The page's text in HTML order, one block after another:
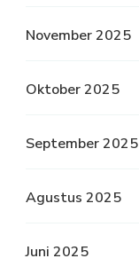
November 2025
Oktober 2025
September 2025
Agustus 2025
Juni 2025